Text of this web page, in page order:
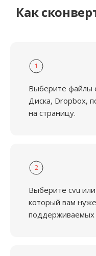
Как
1
Выберите файлы
Диска, Dropbox,
на страницу.
2
Выберите cvu
который вам
поддерживаемых